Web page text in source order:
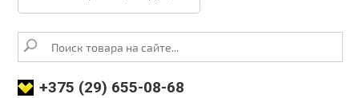
+375 (29) 655-08-68